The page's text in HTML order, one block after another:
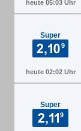
heute 05:03 Uhr
Super
heute 02:02 Uhr
Super